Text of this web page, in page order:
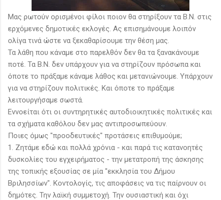
Μας ρωτούν ορισμένοι φίλοι ποιον θα στηρίξουν τα Β.Ν. στις
ερχόμενες δημοτικές εκλογές. Ας επισημάνουμε λοιπόν
ολίγα τινά ώστε να ξεκαθαρίσουμε την θέση μας.
Τα λάθη που κάναμε στο παρελθόν δεν θα τα ξανακάνουμε
ποτέ. Τα Β.Ν. δεν υπάρχουν για να στηρίζουν πρόσωπα και
όποτε το πράξαμε κάναμε λάθος και μετανιώνουμε. Υπάρχουν
για να στηρίζουν πολιτικές. Και όποτε το πράξαμε
λειτουργήσαμε σωστά.
Εννοείται ότι οι συντηρητικές αυτοδιοικητικές πολιτικές και
τα σχήματα καθόλου δεν μας αντιπροσωπεύουν.
Ποιες όμως "προοδευτικές" προτάσεις επιθυμούμε;
1. Ζητάμε εδώ και πολλά χρόνια - και παρά τις κατανοητές
δυσκολίες του εγχειρήματος - την μετατροπή της άσκησης
της τοπικής εξουσίας σε μία "εκκλησία του Δήμου
Βριλησσίων". Κοντολογίς, τις αποφάσεις να τις παίρνουν οι
δημότες. Την λαϊκή συμμετοχή. Την ουσιαστική και όχι